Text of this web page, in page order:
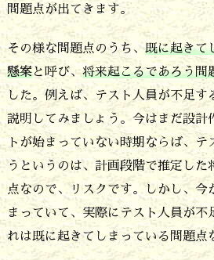
既
に
起
き
て
る
問
題
点
で
問題点が出てきます。
その様な問題点のうち、既に起きて
懸案と呼び、将来起こるであろう問
した。例えば、テスト人員が不足す
説明してみましょう。今はまだ設計
トが始まっていない時期ならば、テ
うというのは、計画段階で推定した
点なので、リスクです。しかし、今
まっていて、実際にテスト人員が不
れは既に起きてしまっている問題点